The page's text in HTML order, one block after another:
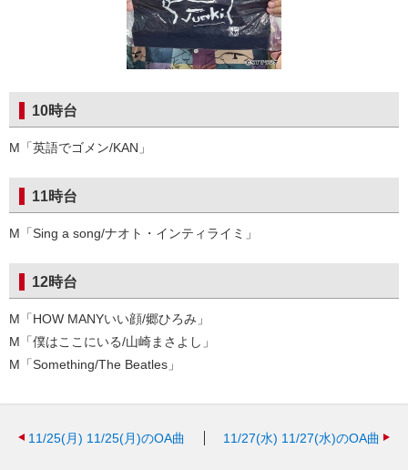
10時台
M「英語でゴメン/KAN」
11時台
M「Sing a song/ナオト・インティライミ」
12時台
M「HOW MANYいい顔/郷ひろみ」
M「僕はここにいる/山崎まさよし」
M「Something/The Beatles」
11/25(月) 11/25(月)のOA曲 11/27(水) 11/27(水)のOA曲